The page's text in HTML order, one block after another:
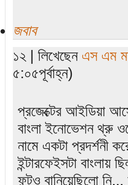
জবাব
১২ | লিখেছেন এস এম
৫:০৫পূর্বাহ্ন)
প্রজেক্টের আইডিয়া
বাংলা ইনোভেশন থ্রু
নামে একটা প্রদর্শনী
ইন্টারফেইসটা বাংলায়
ফন্টও বানিয়েছিলো নি...